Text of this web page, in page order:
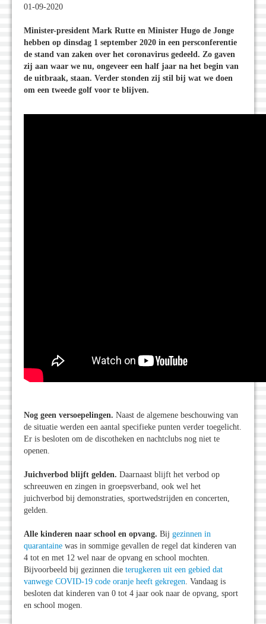
01-09-2020
Minister-president Mark Rutte en Minister Hugo de Jonge
hebben op dinsdag 1 september 2020 in een persconferentie
de stand van zaken over het coronavirus gedeeld. Zo gaven
zij aan waar we nu, ongeveer een half jaar na het begin van
de uitbraak, staan. Verder stonden zij stil bij wat we doen
om een tweede golf voor te blijven.
Nog geen versoepelingen. Naast de algemene beschouwing van
de situatie werden een aantal specifieke punten verder toegelicht.
Er is besloten om de discotheken en nachtclubs nog niet te
openen.
Juichverbod blijft gelden. Daarnaast blijft het verbod op
schreeuwen en zingen in groepsverband, ook wel het
juichverbod bij demonstraties, sportwedstrijden en concerten,
gelden.
Alle kinderen naar school en opvang. Bij gezinnen in
quarantaine was in sommige gevallen de regel dat kinderen van
4 tot en met 12 wel naar de opvang en school mochten.
Bijvoorbeeld bij gezinnen die terugkeren uit een gebied dat
vanwege COVID-19 code oranje heeft gekregen. Vandaag is
besloten dat kinderen van 0 tot 4 jaar ook naar de opvang, sport
en school mogen.